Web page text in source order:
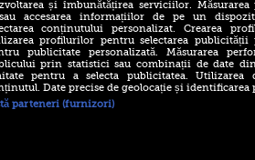
Lumea
din România
Events!
Emoții intense
și îmbunătățirea serviciilor. Măsurarea
accesarea informațiilor de pe un
conținutului personalizat. Crearea
profilurilor pentru selectarea publicității
publicitate personalizată. Măsurarea
prin statistici sau combinații de date
pentru a selecta publicitatea. Utilizarea
Date precise de geolocație și
parteneri (furnizori)